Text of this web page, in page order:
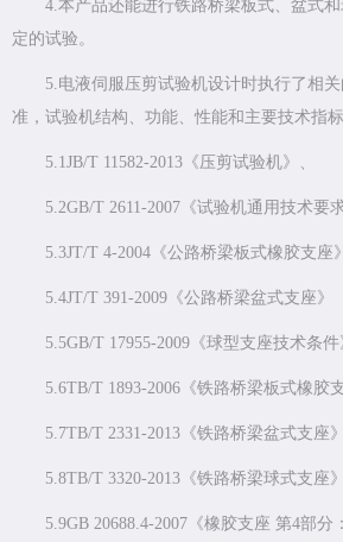
4.本产品还能进行铁路桥梁板式、盆式
定的试验。
5.电液伺服压剪试验机设计时执行了相
准，试验机结构、功能、性能和主要技术指
5.1JB/T 11582-2013《压剪试验机》、
5.2GB/T 2611-2007《试验机通用技术要求
5.3JT/T 4-2004《公路桥梁板式橡胶支座》
5.4JT/T 391-2009《公路桥梁盆式支座》
5.5GB/T 17955-2009《球型支座技术条件
5.6TB/T 1893-2006《铁路桥梁板式橡胶支
5.7TB/T 2331-2013《铁路桥梁盆式支座》
5.8TB/T 3320-2013《铁路桥梁球式支座》
5.9GB 20688.4-2007《橡胶支座 第4部分